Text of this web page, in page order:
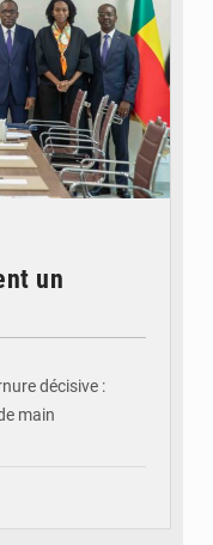
un
décisive :
main